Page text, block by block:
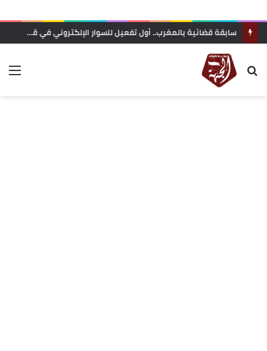
تعزية في وفاة المناضل و الفاعل الجمعوي حسن السريري